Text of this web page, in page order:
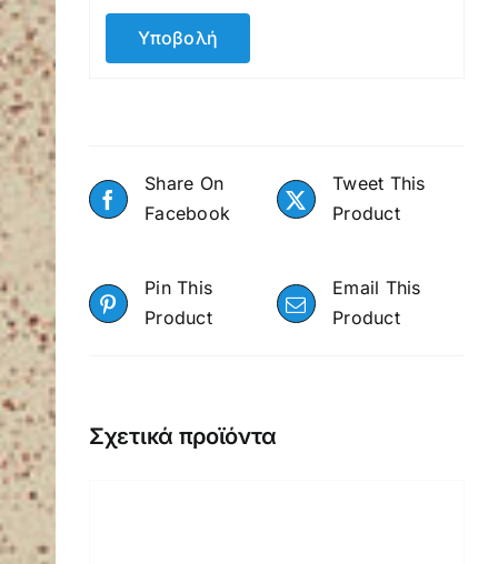
Share On
Facebook
Tweet This
Product
Pin This
Product
Email This
Product
Σχετικά προϊόντα